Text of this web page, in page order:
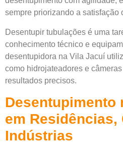
sempre priorizando a satisfação
Desentupir tubulações é uma
conhecimento técnico e
desentupidora na Vila Jacuí
como hidrojateadores e
resultados precisos.
Desentupimento
em Residências,
Indústrias